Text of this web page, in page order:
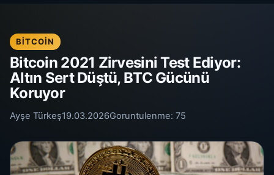
BITCOIN
Bitcoin 2021 Zirvesini Test Ediyor:
Altın Sert Düştü, BTC Gücünü
Koruyor
Ayşe Türkeş19.03.2026Goruntulenme: 75